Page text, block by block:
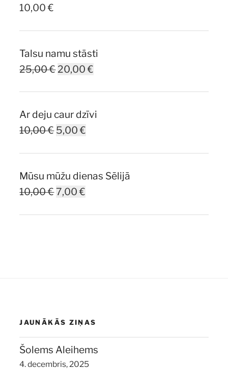
10,00€
Talsu namu stāsti
25,00€Original
25,00 €.
20,00€
20,00 €.
Ar deju caur dzīvi
10,00€Original
10,00 €.
5,00€
5,00 €.
Mūsu mūžu dienas Sēlijā
10,00€Original
7,00€
JAUNĀKĀS ZIŅAS
Šolems Aleihems
4. decembris, 2025